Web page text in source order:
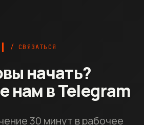
/ СВЯЗАТЬСЯ
начать?
нам в Telegram
30 минут в рабочее